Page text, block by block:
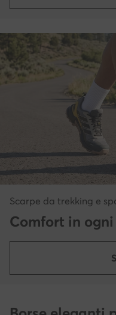
Scarpe da trekking e
Comfort in